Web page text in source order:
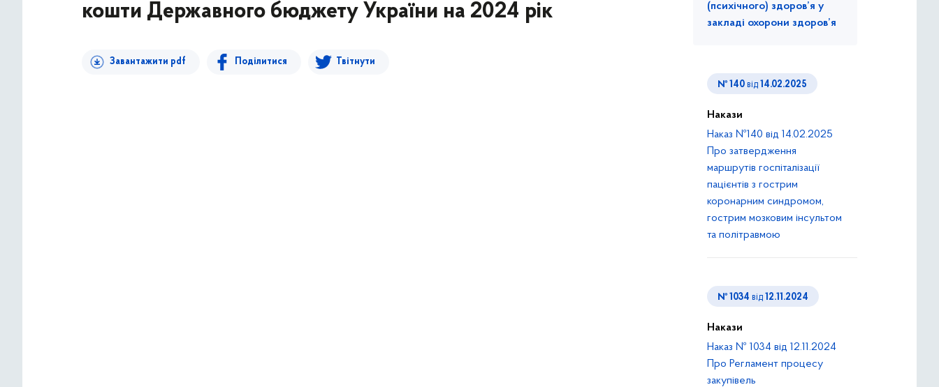
кошти Державного бюджету України на 2024 рік
Завантажити pdf Поділитися Твітнути
(психічного) здоров’я у
закладі охорони здоров’я
№ 140 від 14.02.2025
Накази
Наказ №140 від 14.02.2025
Про затвердження
маршрутів госпіталізації
пацієнтів з гострим
коронарним синдромом,
гострим мозковим інсультом
та політравмою
№ 1034 від 12.11.2024
Накази
Наказ № 1034 від 12.11.2024
Про Регламент процесу
закупівель